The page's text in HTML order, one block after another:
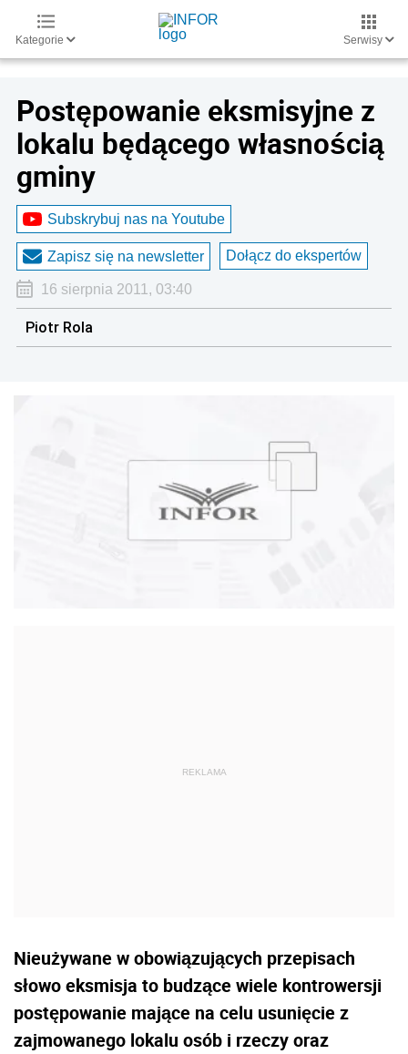
Kategorie Serwisy
Postępowanie eksmisyjne z
lokalu będącego własnością
gminy
Subskrybuj nas na Youtube
Zapisz się na newsletter Dołącz do ekspertów
16 sierpnia 2011, 03:40
Piotr Rola
Nieużywane w obowiązujących przepisach
słowo eksmisja to budzące wiele kontrowersji
postępowanie mające na celu usunięcie z
zajmowanego lokalu osób i rzeczy oraz